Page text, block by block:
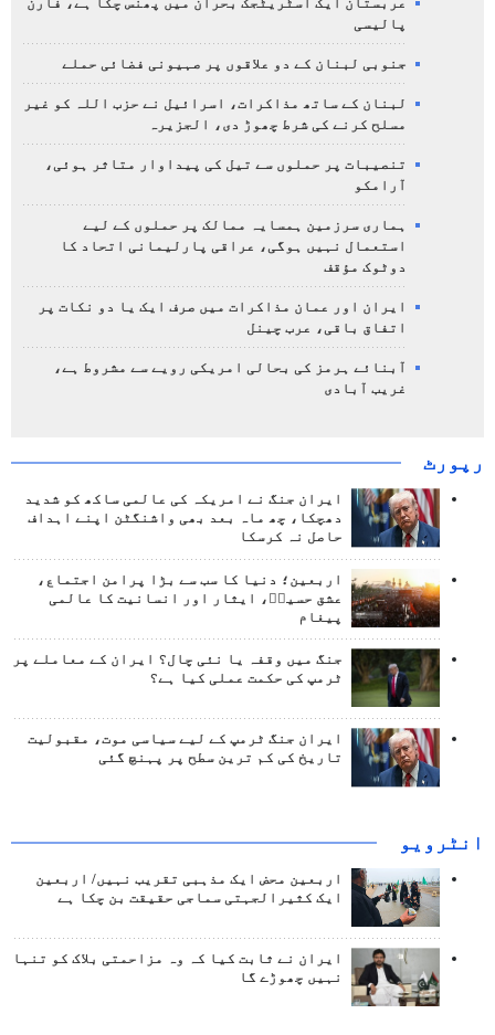
عربستان ایک اسٹریٹجک بحران میں پھنس چکا ہے، فارن
پالیسی
جنوبی لبنان کے دو علاقوں پر صہیونی فضائی حملے
لبنان کے ساتھ مذاکرات، اسرائیل نے حزب اللہ کو غیر
مسلح کرنے کی شرط چھوڑ دی، الجزیرہ
تنصیبات پر حملوں سے تیل کی پیداوار متاثر ہوئی،
آرامکو
ہماری سرزمین ہمسایہ ممالک پر حملوں کے لیے
استعمال نہیں ہوگی، عراقی پارلیمانی اتحاد کا
دوٹوک مؤقف
ایران اور عمان مذاکرات میں صرف ایک یا دو نکات پر
اتفاق باقی، عرب چینل
آبنائے ہرمز کی بحالی امریکی رویے سے مشروط ہے،
غریب آبادی
رپورٹ
ایران جنگ نے امریکہ کی عالمی ساکھ کو شدید
دھچکا، چھ ماہ بعد بھی واشنگٹن اپنے اہداف
حاصل نہ کرسکا
اربعین؛ دنیا کا سب سے بڑا پرامن اجتماع،
عشق حسینؑ، ایثار اور انسانیت کا عالمی
پیغام
جنگ میں وقفہ یا نئی چال؟ ایران کے معاملے پر
ٹرمپ کی حکمت عملی کیا ہے؟
ایران جنگ ٹرمپ کے لیے سیاسی موت، مقبولیت
تاریخ کی کم ترین سطح پر پہنچ گئی
انٹرويو
اربعین محض ایک مذہبی تقریب نہیں/ اربعین
ایک کثیرالجہتی سماجی حقیقت بن چکا ہے
ایران نے ثابت کیا کہ وہ مزاحمتی بلاک کو تنہا
نہیں چھوڑے گا